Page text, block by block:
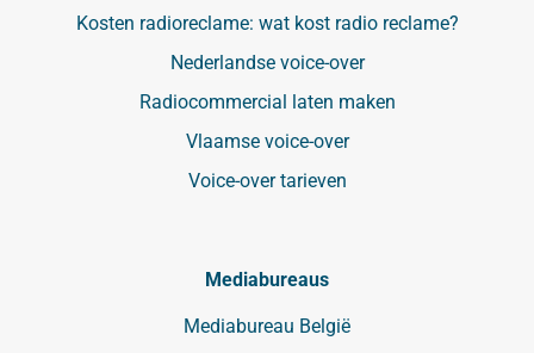
Kosten radioreclame: wat kost radio reclame?
Nederlandse voice-over
Radiocommercial laten maken
Vlaamse voice-over
Voice-over tarieven
Mediabureaus
Mediabureau België